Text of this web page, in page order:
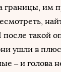
границы, им
такой
ушли в
– и голова